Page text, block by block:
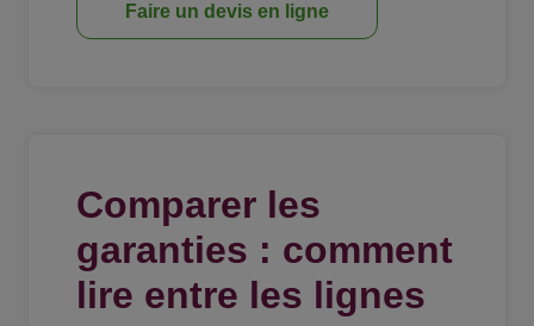
Faire un devis en ligne
Comparer les
garanties : comment
lire entre les lignes